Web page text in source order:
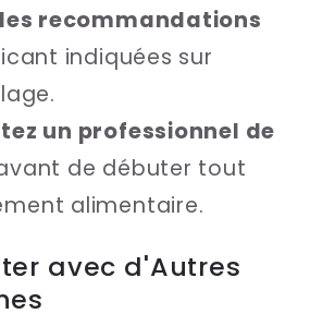
les recommandations
indiquées sur
un professionnel de
de débuter tout
alimentaire.
avec d'Autres